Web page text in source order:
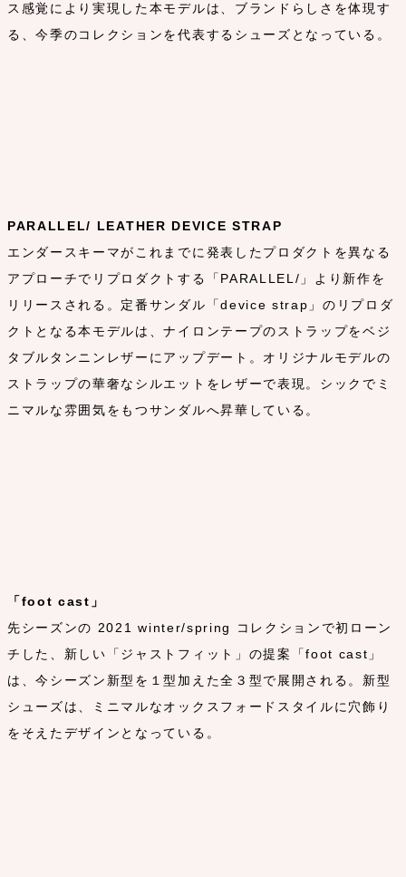
ス感覚により実現した本モデルは、ブランドらしさを体現す
る、今季のコレクションを代表するシューズとなっている。
PARALLEL/ LEATHER DEVICE STRAP
エンダースキーマがこれまでに発表したプロダクトを異なる
アプローチでリプロダクトする「PARALLEL/」より新作を
リリースされる。定番サンダル「device strap」のリプロダ
クトとなる本モデルは、ナイロンテープのストラップをベジ
タブルタンニンレザーにアップデート。オリジナルモデルの
ストラップの華奢なシルエットをレザーで表現。シックでミ
ニマルな雰囲気をもつサンダルへ昇華している。
「foot cast」
先シーズンの 2021 winter/spring コレクションで初ローン
チした、新しい「ジャストフィット」の提案「foot cast」
は、今シーズン新型を１型加えた全３型で展開される。新型
シューズは、ミニマルなオックスフォードスタイルに穴飾り
をそえたデザインとなっている。